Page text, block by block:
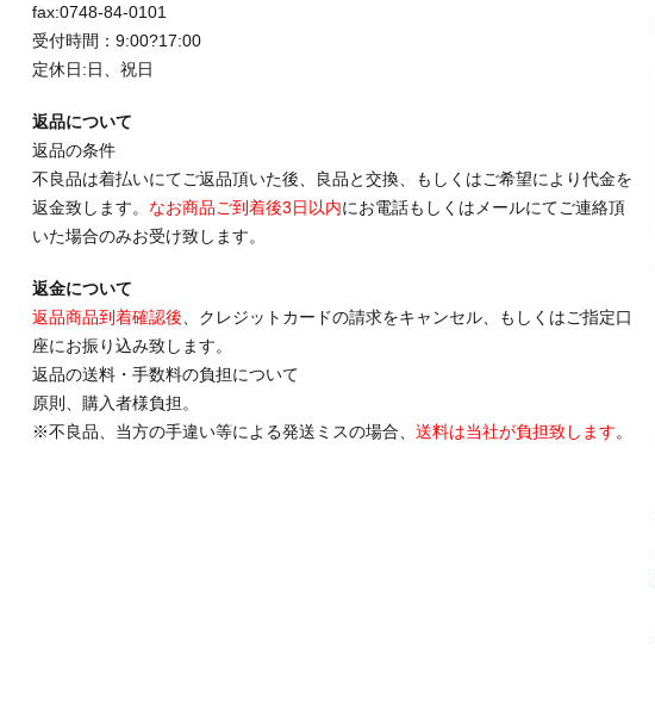
fax:0748-84-0101
受付時間：9:00?17:00
定休日:日、祝日
返品について
返品の条件
不良品は着払いにてご返品頂いた後、良品と交換、もしくはご希望により代金を
返金致します。 なお商品ご到着後3日以内にお電話もしくはメールにてご連絡頂
いた場合のみお受け致します。
返金について
返品商品到着確認後 、クレジットカードの請求をキャンセル、もしくはご指定口
座にお振り込み致します。
返品の送料・手数料の負担について
原則、購入者様負担。
※不良品、当方の手違い等による発送ミスの場合、送料は当社が負担致します。